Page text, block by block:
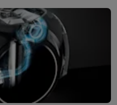
votre télévision idéale
connectée
Choisir une
Outlet multimedia & téléphonie